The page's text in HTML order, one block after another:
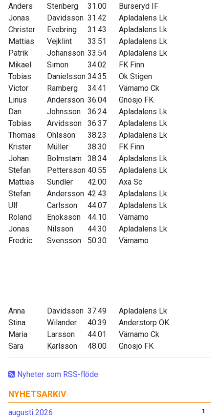
Nyheter som RSS-flöde
NYHETSARKIV
augusti 2026 1
Anders
Stenberg 31.00
Burseryd IF
Jonas
Davidsson 31.42
Apladalens Lk
Christer
Evebring 31.43
Apladalens Lk
Mattias
Vejklint 33.51
Apladalens Lk
Patrik
Johansson 33.54
Apladalens Lk
Mikael
Simon 34.02
FK Finn
Tobias
Danielsson 34.35
Ok Stigen
Victor
Ramberg 34.41
Värnamo Ck
Linus
Andersson 36.04
Gnosjö FK
Dan
Johnsson 36.24
Apladalens Lk
Tobias
Arvidsson 36.37
Apladalens Lk
Thomas
Ohlsson 38.23
Apladalens Lk
Krister
Müller 38.30
FK Finn
Johan
Bolmstam 38.34
Apladalens Lk
Stefan
Pettersson 40.55
Apladalens Lk
Mattias
Sundler 42.00
Axa Sc
Stefan
Andersson 42.43
Apladalens Lk
Ulf
Carlsson 44.07
Apladalens Lk
Roland
Enoksson 44.10
Värnamo
Jonas
Nilsson 44.30
Apladalens Lk
Fredric
Svensson 50.30 Värnamo
Anna Davidsson 37.49
Apladalens Lk
Stina
Wilander 40.39
Anderstorp OK
Maria
Larsson 44.01
Värnamo Ck
Sara
Karlsson 48.00 Gnosjö FK